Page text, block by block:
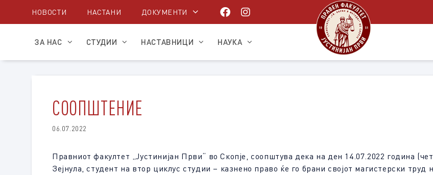
НОВОСТИ НАСТАНИ ДОКУМЕНТИ
ЗА НАС СТУДИИ НАСТАВНИЦИ НАУКА
СООПШТЕНИЕ
06.07.2022
Правниот факултет „Јустинијан Први“ во Скопје, соопштува дека на ден 14.07.2022 година
Зејнула, студент на втор циклус студии – казнено право ќе го брани својот магистерски